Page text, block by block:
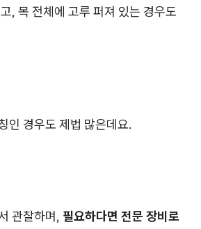
, 목 전체에 고루 퍼져 있는 경우도
인 경우도 제법 많은데요.
관찰하며, 필요하다면 전문 장비로